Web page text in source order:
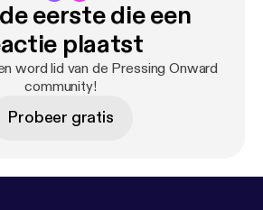
eerste die een
plaatst
word lid van de Pressing Onward
community!
Probeer gratis